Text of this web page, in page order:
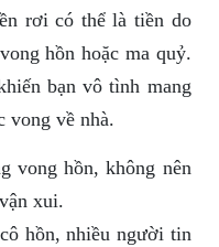
rơi có thể là tiền do
hồn hoặc ma quỷ.
bạn vô tình mang
vong về nhà.
vong hồn, không nên
xui.
hồn, nhiều người tin